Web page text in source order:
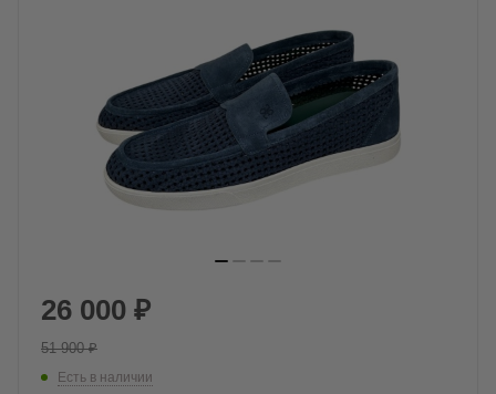
26 000 ₽
51 900₽
Есть в наличии